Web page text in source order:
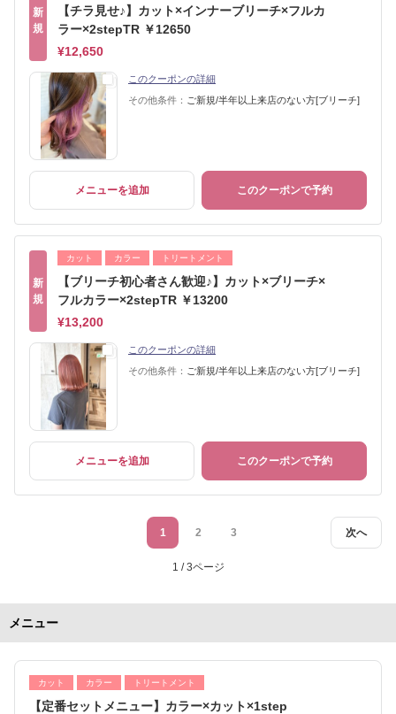
新
規
【チラ見せ♪】カット×インナーブリーチ×フルカ
ラー×2stepTR ￥12650
¥12,650
このクーポンの詳細
その他条件： ご新規/半年以上来店のない方[ブリーチ]
メニューを追加 このクーポンで予約
新
規
カット カラー トリートメント
【ブリーチ初心者さん歓迎♪】カット×ブリーチ×
フルカラー×2stepTR ￥13200
¥13,200
このクーポンの詳細
その他条件： ご新規/半年以上来店のない方[ブリーチ]
メニューを追加 このクーポンで予約
次へ
1 2 3
1 / 3ページ
メニュー
カット カラー トリートメント
【定番セットメニュー】カラー×カット×1step